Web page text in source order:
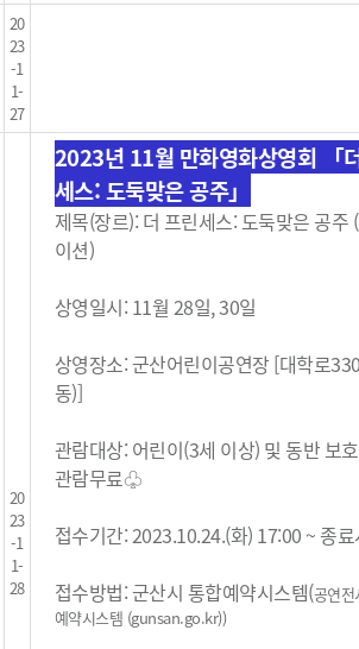
20
23
-1
1-
27
20
23
-1
1-
28
2023년 11월 만화영화상영회 「
세스: 도둑맞은 공주」
제목(장르): 더 프린세스: 도둑맞은 공주
이션)
상영일시: 11월 28일, 30일
상영장소: 군산어린이공연장 [대학로
동)]
관람대상: 어린이(3세 이상) 및 동반 보
관람무료♧
접수기간: 2023.10.24.(화) 17:00 ~ 종
접수방법: 군산시 통합예약시스템(공연
예약시스템 (gunsan.go.kr))